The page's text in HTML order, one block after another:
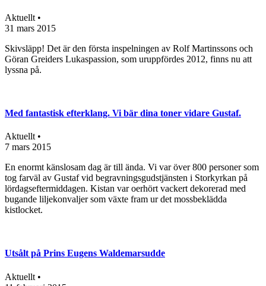
Aktuellt •
31 mars 2015
Skivsläpp! Det är den första inspelningen av Rolf Martinssons och
Göran Greiders Lukaspassion, som uruppfördes 2012, finns nu att
lyssna på.
Med fantastisk efterklang. Vi bär dina toner vidare Gustaf.
Aktuellt •
7 mars 2015
En enormt känslosam dag är till ända. Vi var över 800 personer som
tog farväl av Gustaf vid begravningsgudstjänsten i Storkyrkan på
lördagseftermiddagen. Kistan var oerhört vackert dekorerad med
bugande liljekonvaljer som växte fram ur det mossbeklädda
kistlocket.
Utsålt på Prins Eugens Waldemarsudde
Aktuellt •